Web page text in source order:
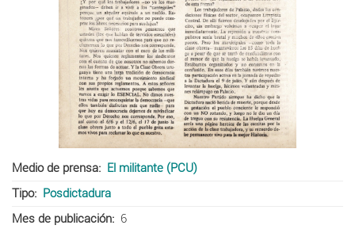
Medio de prensa
El militante (PCU)
Tipo
Posdictadura
Mes de publicación
6